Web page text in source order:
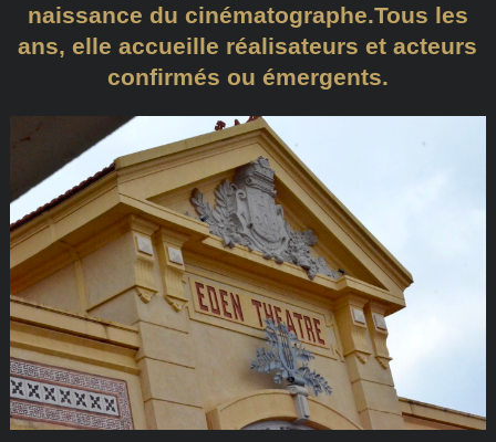
naissance du cinématographe.Tous les
ans, elle accueille réalisateurs et acteurs
confirmés ou émergents.